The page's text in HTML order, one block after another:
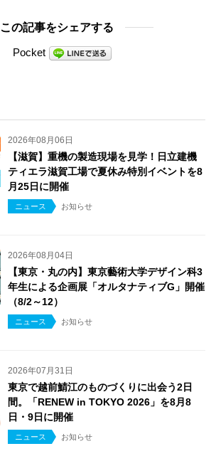
この記事をシェアする
Pocket
2026年08月06日
【滋賀】重機の製造現場を見学！日立建機
ティエラ滋賀工場で夏休み特別イベントを8
月25日に開催
ニュース お知らせ
2026年08月04日
【東京・丸の内】東京藝術大学デザイン科3
年生による企画展「オルタナティブG」開催
（8/2～12）
ニュース お知らせ
2026年07月31日
東京で越前鯖江のものづくりに出会う2日
間。「RENEW in TOKYO 2026」を8月8
日・9日に開催
ニュース お知らせ